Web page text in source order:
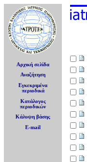
Αρχική σελίδα
Αναζήτηση
Εγκεκριμένα
περιοδικά
Κατάλογος
περιοδικών
Κάλυψη βάσης
E-mail